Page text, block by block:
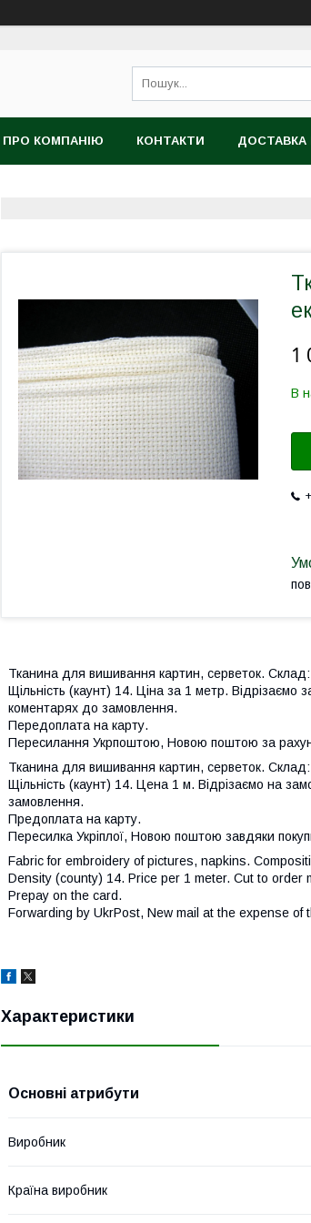
ПРО КОМПАНІЮ КОНТАКТИ ДОСТАВКА
1
В
Тканина для вишивання картин, серветок.
Щільність (каунт) 14. Ціна за 1 метр. Відрізаємо
коментарях до замовлення.
Передоплата на карту.
Пересилання Укрпоштою, Новою поштою за
Тканина для вишивання картин, серветок.
Щільність (каунт) 14. Цена 1 м. Відрізаємо на
замовлення.
Предоплата на карту.
Пересилка Укріплої, Новою поштою завдяки
Fabric for embroidery of pictures, napkins.
Density (county) 14. Price per 1 meter. Cut to
Prepay on the card.
Forwarding by UkrPost, New mail at the expense of
Характеристики
Основні атрибути
Виробник
Країна виробник